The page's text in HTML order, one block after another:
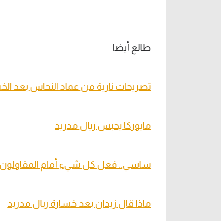
طالع أيضا
تصريحات نارية من عماد النحاس بعد
مايوركا يحبس ريال مدريد
ساسي.. فعل كل شيء أمام المقاولون
ماذا قال زيدان بعد خسارة ريال مدريد